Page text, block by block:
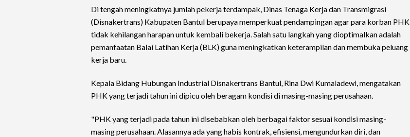
Di tengah meningkatnya jumlah pekerja terdampak, Dinas Tenaga Kerja dan Transmigrasi
(Disnakertrans) Kabupaten Bantul berupaya memperkuat pendampingan agar para korban PHK
tidak kehilangan harapan untuk kembali bekerja. Salah satu langkah yang dioptimalkan adalah
pemanfaatan Balai Latihan Kerja (BLK) guna meningkatkan keterampilan dan membuka peluang
kerja baru.
Kepala Bidang Hubungan Industrial Disnakertrans Bantul, Rina Dwi Kumaladewi, mengatakan
PHK yang terjadi tahun ini dipicu oleh beragam kondisi di masing-masing perusahaan.
"PHK yang terjadi pada tahun ini disebabkan oleh berbagai faktor sesuai kondisi masing-
masing perusahaan. Alasannya ada yang habis kontrak, efisiensi, mengundurkan diri, dan